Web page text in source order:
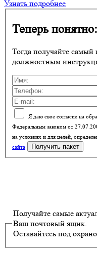
Узнать подробнее
Теперь
Тогда получайте
должностным
Я даю свое согласие на
Федеральным законом от
на условиях и для целей,
сайта
Получайте самые
Ваш почтовый ящик.
Оставайтесь под